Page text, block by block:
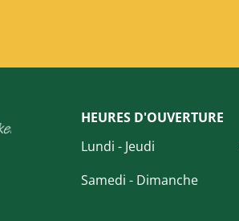
HEURES D'OUVERTURE
Lundi - Jeudi
Samedi - Dimanche